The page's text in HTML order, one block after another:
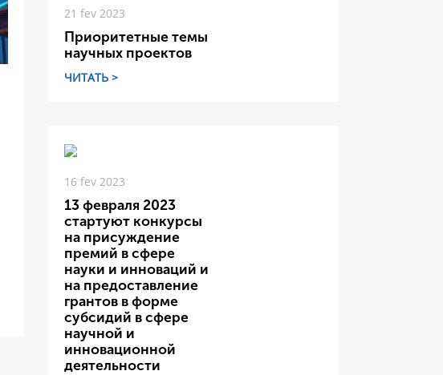
21 fev 2023
Приоритетные темы
научных проектов
ЧИТАТЬ >
16 fev 2023
13 февраля 2023
стартуют конкурсы
на присуждение
премий в сфере
науки и инноваций и
на предоставление
грантов в форме
субсидий в сфере
научной и
инновационной
деятельности